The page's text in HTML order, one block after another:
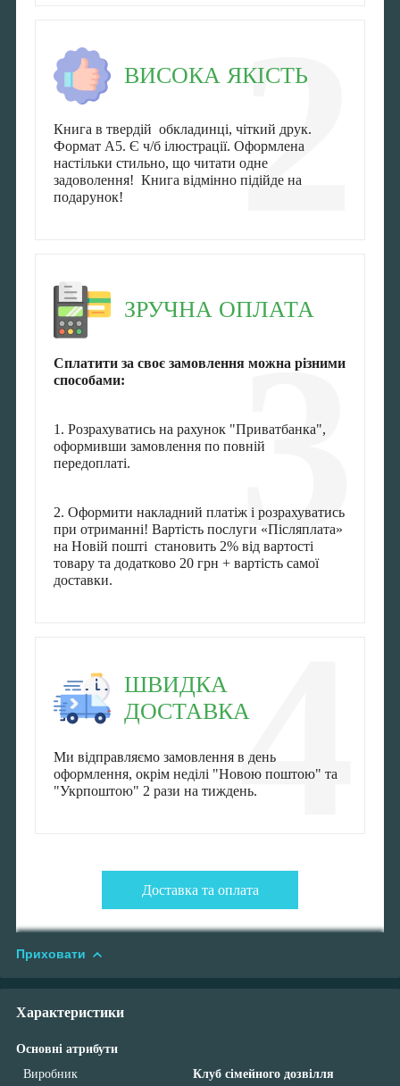
2
ВИСОКА ЯКІСТЬ
Книга в твердій обкладинці, чіткий друк.
Формат А5. Є ч/б ілюстрації. Оформлена
настільки стильно, що читати одне
задоволення! Книга відмінно підійде на
подарунок!
3
ЗРУЧНА ОПЛАТА
Сплатити за своє замовлення можна різними
способами:
1. Розрахуватись на рахунок "Приватбанка",
оформивши замовлення по повній
передоплаті.
2. Оформити накладний платіж і розрахуватись
при отриманні! Вартість послуги «Післяплата»
на Новій пошті становить 2% від вартості
товару та додатково 20 грн + вартість самої
доставки.
4
ШВИДКА
ДОСТАВКА
Ми відправляємо замовлення в день
оформлення, окрім неділі "Новою поштою" та
"Укрпоштою" 2 рази на тиждень.
Доставка та оплата
Приховати
Характеристики
Основні атрибути
Виробник
Клуб сімейного дозвілля